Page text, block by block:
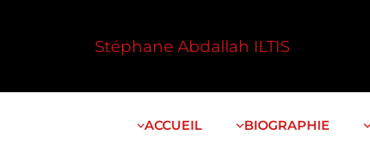
Stéphane Abdallah ILTIS
ACCUEIL BIOGRAPHIE